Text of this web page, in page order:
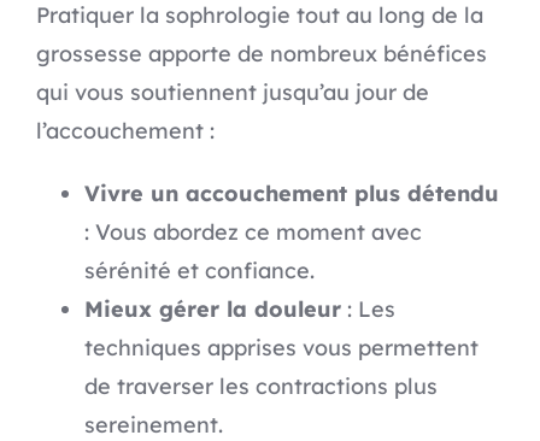
Pratiquer la sophrologie tout au long de la
grossesse apporte de nombreux bénéfices
qui vous soutiennent jusqu’au jour de
l’accouchement :
Vivre un accouchement plus détendu
: Vous abordez ce moment avec
sérénité et confiance.
Mieux gérer la douleur : Les
techniques apprises vous permettent
de traverser les contractions plus
sereinement.